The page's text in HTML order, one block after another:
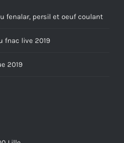
fenalar, persil et oeuf coulant
fnac live 2019
2019